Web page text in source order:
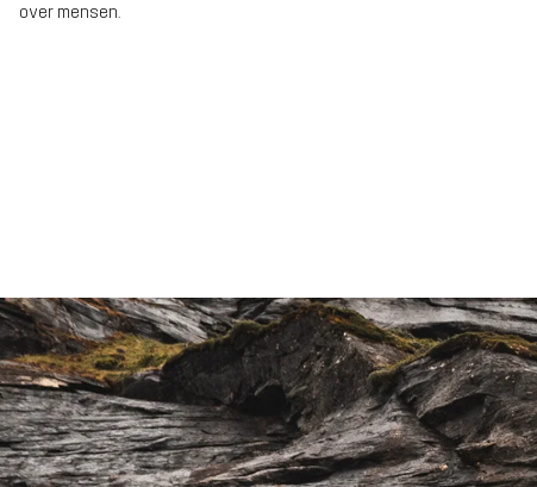
over mensen.